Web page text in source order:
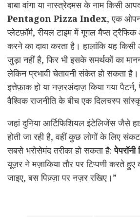
बाबा वांगा या नास्त्रेदमस के नाम किसी
Pentagon Pizza Index, एक
प्लेटफ़ॉर्म, रीयल टाइम में गूगल मैप्स
करने का दावा करता है। हालांकि यह
जुड़ा नहीं है, फिर भी इसके समर्थकों का
लेकिन प्रभावी चेतावनी संकेत हो सकता
इत्तेफ़ाक हो या नज़रअंदाज़ किया गया पैटर्न,
वैश्विक राजनीति के बीच एक दिलचस्प
जहां दुनिया आर्टिफिशियल इंटेलिजेंस जैसे
होती जा रही है, वहीं कुछ लोगों के लिए संकट
सबसे भरोसेमंद तरीका हो सकता है:
यूज़र ने मज़ाकिया तौर पर टिप्पणी करते
जाइए, बस पिज़्ज़ा पर नज़र रखिए।”